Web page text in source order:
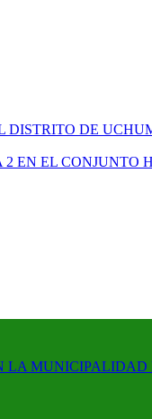
DISTRITO DE
EN EL CONJUNTO
LA